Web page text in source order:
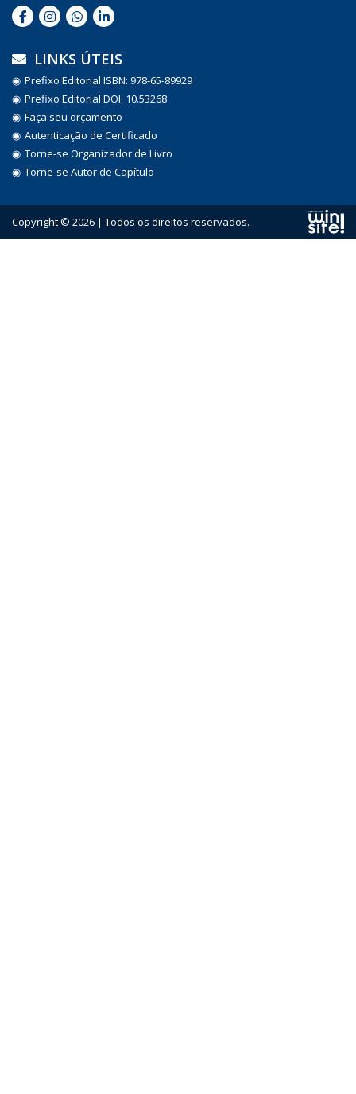
LINKS ÚTEIS
Prefixo Editorial ISBN: 978-65-89929
Prefixo Editorial DOI: 10.53268
Faça seu orçamento
Autenticação de Certificado
Torne-se Organizador de Livro
Torne-se Autor de Capítulo
Copyright © 2026 | Todos os direitos reservados.